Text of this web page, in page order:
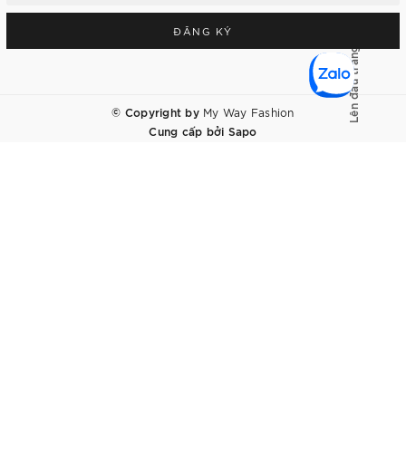
ĐĂNG KÝ
© Copyright by My Way Fashion
Cung cấp bởi Sapo
Lên đầu trang